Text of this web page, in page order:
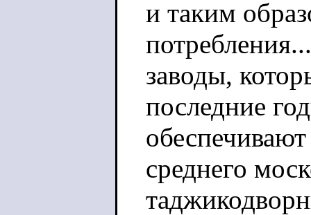
и таким
заводы,
последние
среднего